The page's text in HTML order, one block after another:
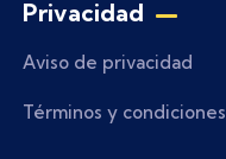
Privacidad
Aviso de privacidad
Términos y condiciones